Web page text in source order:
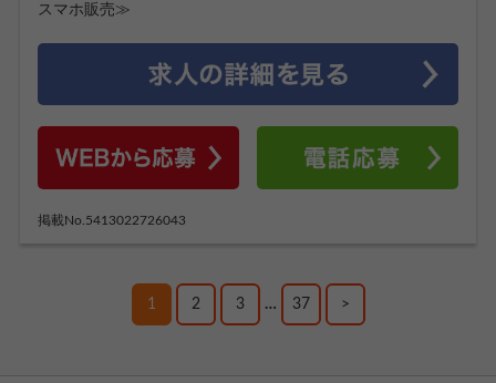
スマホ販売≫
掲載No.5413022726043
1 2 3 … 37 >